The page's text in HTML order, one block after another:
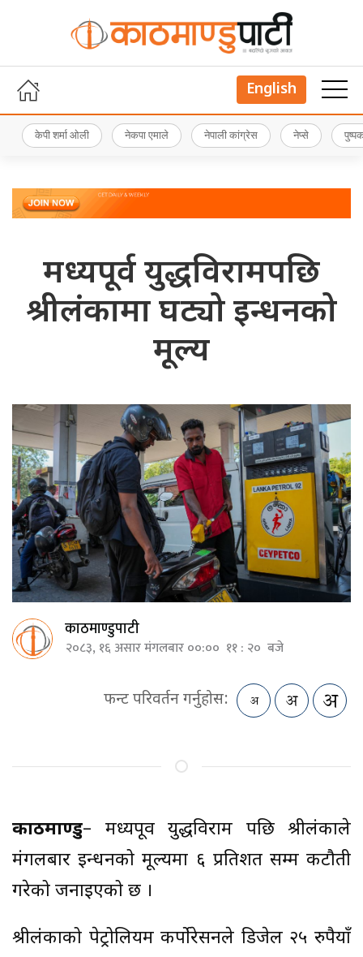
English
केपी शर्मा ओली नेकपा एमाले नेपाली कांग्रेस नेप्से
मध्यपूर्व युद्धविरामपछि
श्रीलंकामा घट्यो इन्धनको
मूल्य
काठमाण्डुपाटी
२०८३, १६ असार मंगलबार ००:०० ११ : २० बजे
फन्ट परिवर्तन गर्नुहोस:
काठमाण्डु– मध्यपूर्व युद्धविराम पछि श्रीलंकाले
मंगलबार इन्धनको मूल्यमा ६ प्रतिशत सम्म कटौती
गरेको जनाइएको छ ।
श्रीलंकाको पेट्रोलियम कर्पोरेसनले डिजेल २५ रुपैयाँ